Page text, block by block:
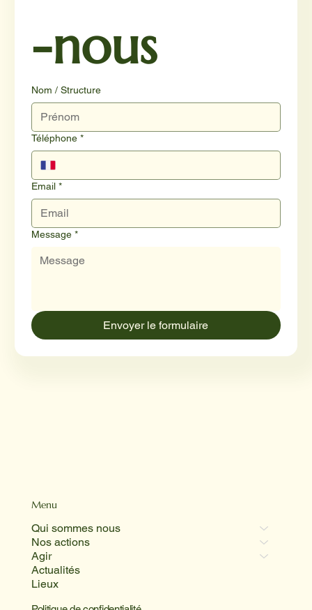
Menu
Qui sommes nous
Nos actions
Agir
Actualités
Lieux
-nous
Nom / Structure
Téléphone *
Email *
Message *
Envoyer le formulaire